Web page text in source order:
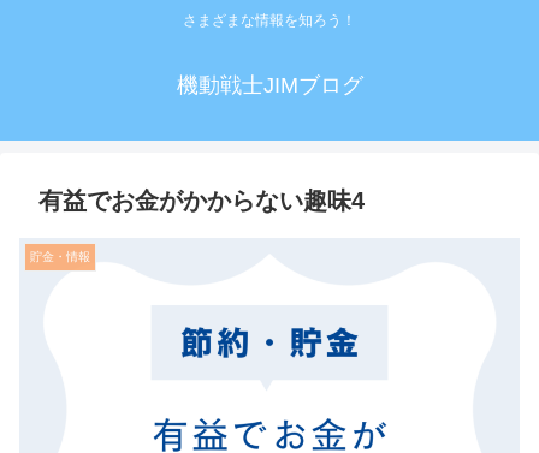
さまざまな情報を知ろう！
機動戦士JIMブログ
有益でお金がかからない趣味4
貯金・情報